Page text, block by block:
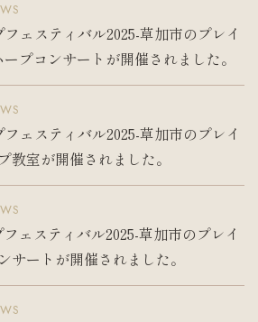
案内
お問い合わせ
Contact us
ェスティバル2025-草加市のプレイ
プコンサートが開催されました。
ェスティバル2025-草加市のプレイ
室が開催されました。
ェスティバル2025-草加市のプレイ
ートが開催されました。